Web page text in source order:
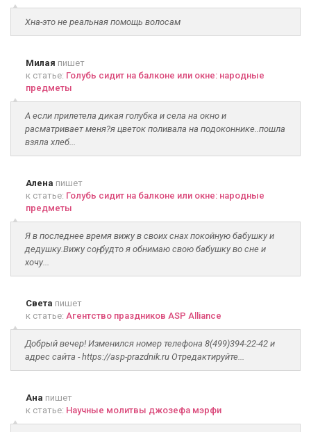
Хна-это не реальная помощь волосам
Милая пишет
к статье: Голубь сидит на балконе или окне: народные
предметы
А если прилетела дикая голубка и села на окно и
расматривает меня?я цветок поливала на подоконнике..пошла
взяла хлеб...
Алена пишет
к статье: Голубь сидит на балконе или окне: народные
предметы
Я в последнее время вижу в своих снах покойную бабушку и
дедушку.Вижу соң, будто я обнимаю свою бабушку во сне и
хочу...
Света пишет
к статье: Агентство праздников ASP Alliance
Добрый вечер! Изменился номер телефона 8(499)394-22-42 и
адрес сайта - https://asp-prazdnik.ru Отредактируйте...
Ана пишет
к статье: Научные молитвы джозефа мэрфи